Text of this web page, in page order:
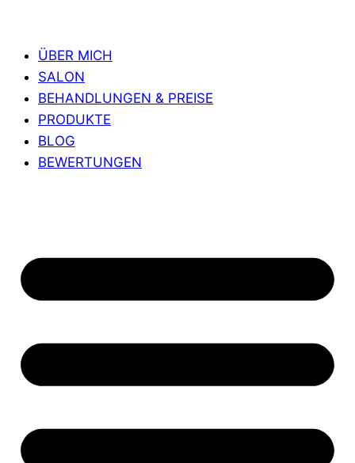
ÜBER MICH
SALON
BEHANDLUNGEN & PREISE
PRODUKTE
BLOG
BEWERTUNGEN